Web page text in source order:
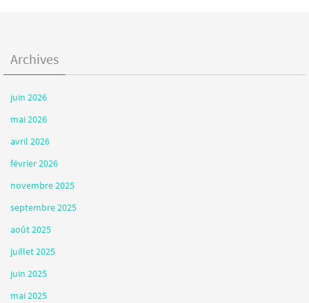
Archives
juin 2026
mai 2026
avril 2026
février 2026
novembre 2025
septembre 2025
août 2025
juillet 2025
juin 2025
mai 2025